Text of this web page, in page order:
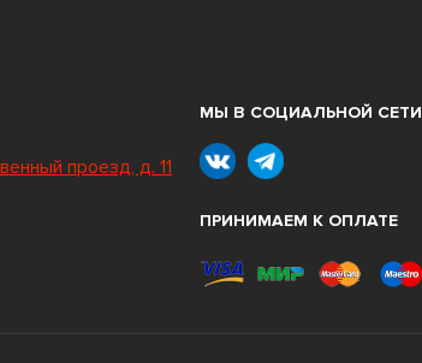
проезд, д. 11
МЫ В СОЦИАЛЬНОЙ СЕТИ
ПРИНИМАЕМ К ОПЛАТЕ